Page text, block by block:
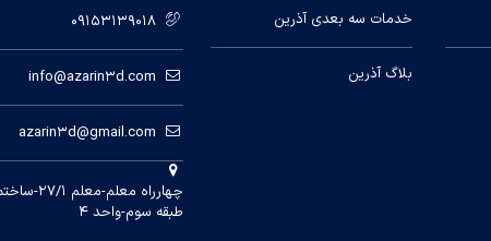
خدمات سه بعدی آذرین
بلاگ آذرین
09153139018
info@azarin3d.com
azarin3d@gmail.com
طبقه سوم-واحد ۴